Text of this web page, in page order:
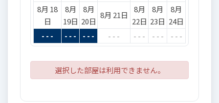
8月 18
日
8月
19日
8月
20日
8月 21日
8月
22日
8月
23日
8月
24日
- - -
- - - - - - - - - - - - - - - - - -
選択した部屋は利用できません。